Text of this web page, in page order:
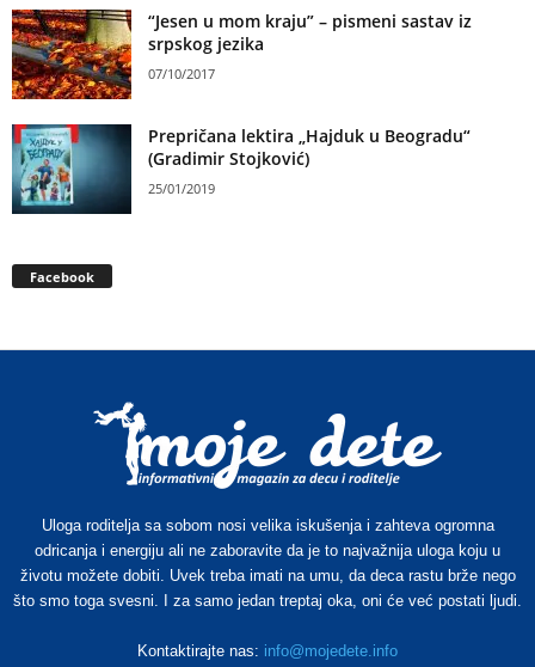
“Jesen u mom kraju” – pismeni sastav iz
srpskog jezika
07/10/2017
Prepričana lektira „Hajduk u Beogradu“
(Gradimir Stojković)
25/01/2019
Facebook
Uloga roditelja sa sobom nosi velika iskušenja i zahteva ogromna
odricanja i energiju ali ne zaboravite da je to najvažnija uloga koju u
životu možete dobiti. Uvek treba imati na umu, da deca rastu brže nego
što smo toga svesni. I za samo jedan treptaj oka, oni će već postati ljudi.
Kontaktirajte nas: info@mojedete.info